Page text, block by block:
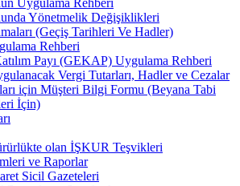
Yönetmelik Değişiklikleri
(Geçiş Tarihleri Ve Hadler)
Rehberi
Payı (GEKAP) Uygulama Rehberi
Vergi Tutarları, Hadler ve Cezalar
için Müşteri Bilgi Formu (Beyana Tabi
İçin)
olan İŞKUR Teşvikleri
ve Raporlar
Sicil Gazeteleri